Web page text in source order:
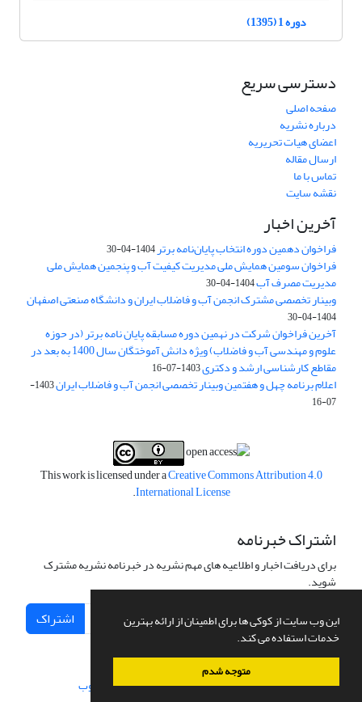
این وب سایت از کوکی ها برای اطمینان از ارائه بهترین
خدمات استفاده می کند.
متوجه شدم
دوره 1 (1395)
دسترسی سریع
صفحه اصلی
درباره نشریه
اعضای هیات تحریریه
ارسال مقاله
تماس با ما
نقشه سایت
آخرین اخبار
فراخوان دهمین دوره انتخاب پایان‌نامه برتر1404-04-30
فراخوان سومین همایش ملی مدیریت کیفیت آب و پنجمین همایش ملی
مدیریت مصرف آب1404-04-30
وبینار تخصصی مشترک انجمن آب و فاضلاب ایران و دانشگاه صنعتی اصفهان
1404-04-30
آخرین فراخوان شرکت در نهمین دوره مسابقه پایان نامه برتر (در حوزه
علوم و مهندسی آب و فاضلاب) ویژه دانش آموختگان سال 1400 به بعد در
مقاطع کارشناسی ارشد و دکتری1403-07-16
اعلام برنامه چهل و هفتمین وبینار تخصصی انجمن آب و فاضلاب ایران
1403-
07-16
This work is licensed under aCreative Commons Attribution 4.0
International License
.
اشتراک خبرنامه
برای دریافت اخبار و اطلاعیه های مهم نشریه در خبرنامه نشریه مشترک
شوید.
اشتراک
سامانه مدیریت نشریات علمی.طراحی و پیاده سازی از سیناوب